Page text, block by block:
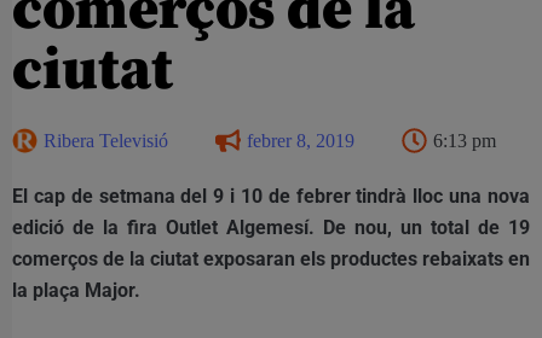
ciutat
Ribera Televisió febrer 8, 2019 6:13 pm
El cap de setmana del 9 i 10 de febrer tindrà lloc una nova
edició de la fira Outlet Algemesí. De nou, un total de 19
comerços de la ciutat exposaran els productes rebaixats en
la plaça Major.